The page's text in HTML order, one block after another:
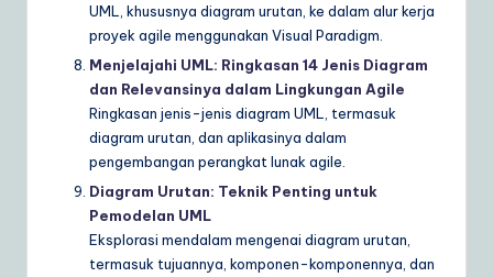
UML, khususnya diagram urutan, ke dalam alur kerja
proyek agile menggunakan Visual Paradigm.
Menjelajahi UML: Ringkasan 14 Jenis Diagram
dan Relevansinya dalam Lingkungan Agile
Ringkasan jenis-jenis diagram UML, termasuk
diagram urutan, dan aplikasinya dalam
pengembangan perangkat lunak agile.
Diagram Urutan: Teknik Penting untuk
Pemodelan UML
Eksplorasi mendalam mengenai diagram urutan,
termasuk tujuannya, komponen-komponennya, dan